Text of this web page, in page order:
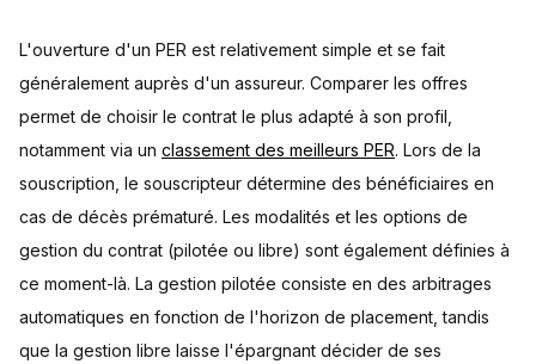
L'ouverture d'un PER est relativement simple et se fait
généralement auprès d'un assureur. Comparer les offres
permet de choisir le contrat le plus adapté à son profil,
notamment via un classement des meilleurs PER. Lors de la
souscription, le souscripteur détermine des bénéficiaires en
cas de décès prématuré. Les modalités et les options de
gestion du contrat (pilotée ou libre) sont également définies à
ce moment-là. La gestion pilotée consiste en des arbitrages
automatiques en fonction de l'horizon de placement, tandis
que la gestion libre laisse l'épargnant décider de ses